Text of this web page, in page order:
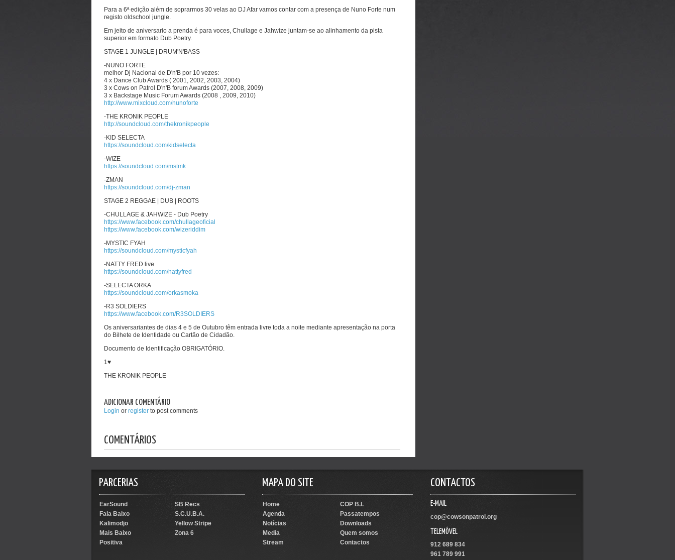
Para a 6ª edição além de soprarmos 30 velas ao DJ Afar vamos contar com a presença de Nuno Forte num
registo oldschool jungle.
Em jeito de aniversario a prenda é para voces, Chullage e Jahwize juntam-se ao alinhamento da pista
superior em formato Dub Poetry.
STAGE 1 JUNGLE | DRUM'N'BASS
-NUNO FORTE
melhor Dj Nacional de D'n'B por 10 vezes:
4 x Dance Club Awards ( 2001, 2002, 2003, 2004)
3 x Cows on Patrol D'n'B forum Awards (2007, 2008, 2009)
3 x Backstage Music Forum Awards (2008 , 2009, 2010)
http://www.mixcloud.com/nunoforte
-THE KRONIK PEOPLE
http://soundcloud.com/thekronikpeople
-KID SELECTA
https://soundcloud.com/kidselecta
-WIZE
https://soundcloud.com/mstmk
-ZMAN
https://soundcloud.com/dj-zman
STAGE 2 REGGAE | DUB | ROOTS
-CHULLAGE & JAHWIZE - Dub Poetry
https://www.facebook.com/chullageoficial
https://www.facebook.com/wizeriddim
-MYSTIC FYAH
https://soundcloud.com/mysticfyah
-NATTY FRED live
https://soundcloud.com/nattyfred
-SELECTA ORKA
https://soundcloud.com/orkasmoka
-R3 SOLDIERS
https://www.facebook.com/R3SOLDIERS
Os aniversariantes de dias 4 e 5 de Outubro têm entrada livre toda a noite mediante apresentação na porta
do Bilhete de Identidade ou Cartão de Cidadão.
Documento de Identificação OBRIGATÓRIO.
1♥
THE KRONIK PEOPLE
ADICIONAR COMENTÁRIO
Login or register to post comments
COMENTÁRIOS
PARCERIAS
EarSound
SB Recs
Fala Baixo
S.C.U.B.A.
Kalimodjo
Yellow Stripe
Mais Baixo
Zona 6
Positiva
MAPA DO SITE
Home
COP B.I.
Agenda
Passatempos
Notícias
Downloads
Media
Quem somos
Stream
Contactos
CONTACTOS
E-MAIL
cop@cowsonpatrol.org
TELEMÓVEL
912 689 834
961 789 991